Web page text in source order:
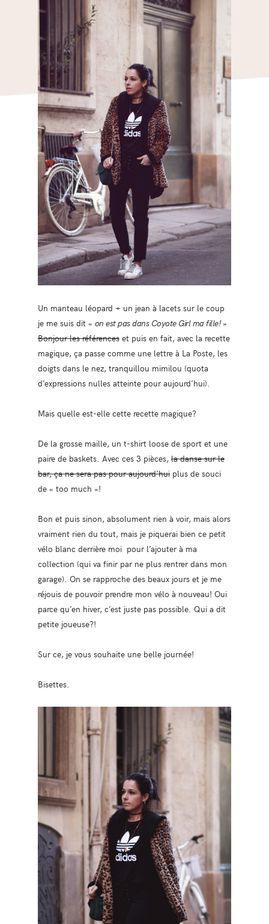
Un manteau léopard + un jean à lacets sur le coup
je me suis dit « on est pas dans Coyote Girl ma fille!»
Bonjour les référenceset puis en fait, avec la recette
magique, ça passe comme une lettre à La Poste, les
doigts dans le nez, tranquillou mimilou (quota
d’expressions nulles atteinte pour aujourd’hui).
Mais quelle est-elle cette recette magique?
De la grosse maille, un t-shirt loose de sport et une
paire de baskets. Avec ces 3 pièces,la danse sur le
bar, ça ne sera pas pour aujourd’huiplus de souci
de « too much »!
Bon et puis sinon, absolument rien à voir, mais alors
vraiment rien du tout, mais je piquerai bien ce petit
vélo blanc derrière moi pour l’ajouter à ma
collection (qui va finir par ne plus rentrer dans mon
garage). On se rapproche des beaux jours et je me
réjouis de pouvoir prendre mon vélo à nouveau! Oui
parce qu’en hiver, c’est juste pas possible. Qui a dit
petite joueuse?!
Sur ce, je vous souhaite une belle journée!
Bisettes.